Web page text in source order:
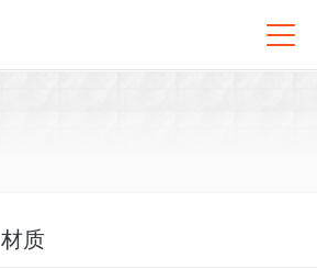
材质